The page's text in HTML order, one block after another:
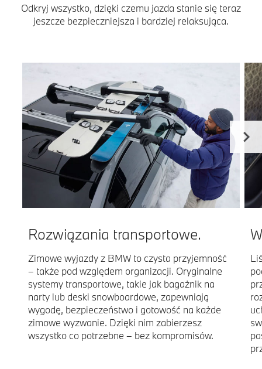
Odkryj wszystko, dzięki czemu jazda stanie się teraz
jeszcze bezpieczniejsza i bardziej relaksująca.
Rozwiązania transportowe.
Zimowe wyjazdy z BMW to czysta przyjemność
– także pod względem organizacji. Oryginalne
systemy transportowe, takie jak bagażnik na
narty lub deski snowboardowe, zapewniają
wygodę, bezpieczeństwo i gotowość na każde
zimowe wyzwanie. Dzięki nim zabierzesz
wszystko co potrzebne – bez kompromisów.